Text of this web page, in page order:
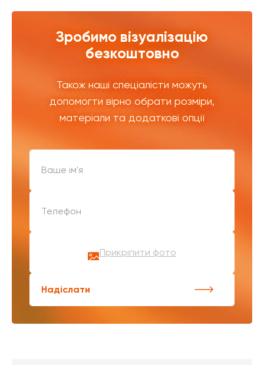
Зробимо візуалізацію
безкоштовно
Також наші спеціалісти можуть
допомогти вірно обрати розміри,
матеріали та додаткові опції
Прикріпити фото
Надіслати